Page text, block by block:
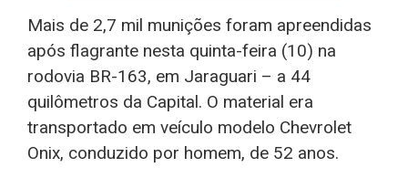
Mais de 2,7 mil munições foram apreendidas
após flagrante nesta quinta-feira (10) na
rodovia BR-163, em Jaraguari – a 44
quilômetros da Capital. O material era
transportado em veículo modelo Chevrolet
Onix, conduzido por homem, de 52 anos.